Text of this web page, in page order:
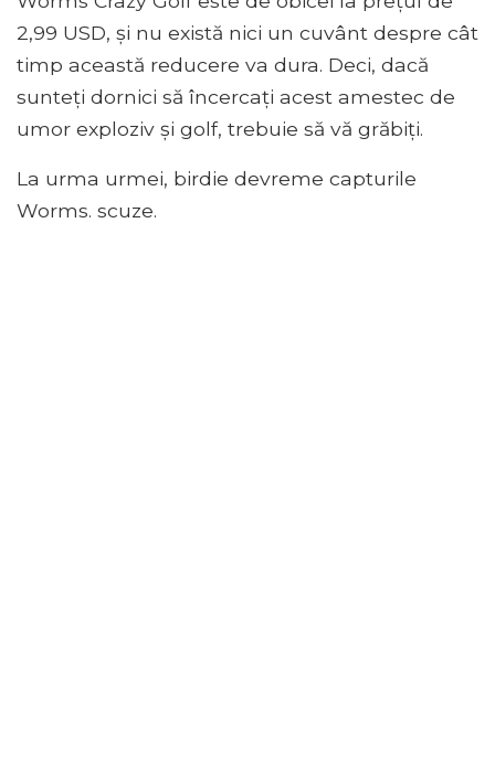
2,99 USD, și nu există nici un cuvânt despre cât
timp această reducere va dura. Deci, dacă
sunteți dornici să încercați acest amestec de
umor exploziv și golf, trebuie să vă grăbiți.
La urma urmei, birdie devreme capturile
Worms. scuze.